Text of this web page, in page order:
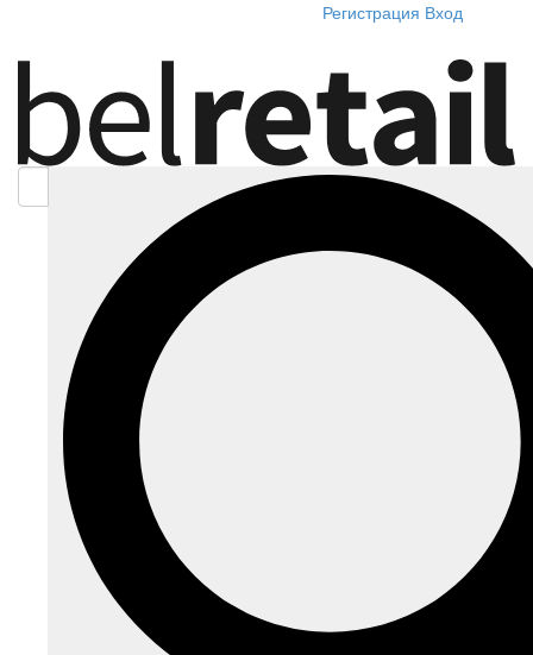
Регистрация Вход